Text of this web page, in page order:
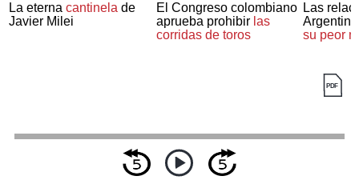
La eternacantinela de
Javier Milei
El Congreso colombiano
aprueba prohibir las
corridas de toros
Las
su peor